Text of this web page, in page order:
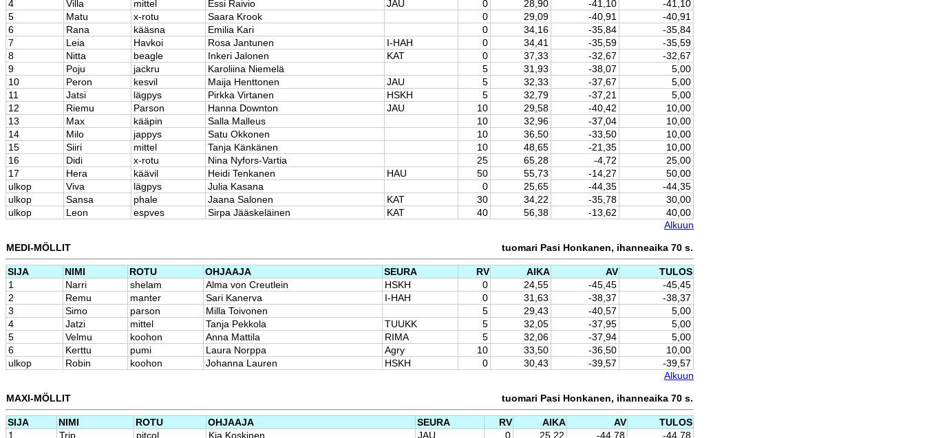
4
Villa mittel Essi Raivio JAU 0 28,90 -41,10
-41,10
5
Matu x-rotu Saara Krook 0 29,09 -40,91
-40,91
6
Rana kääsna Emilia Kari 0 34,16 -35,84
-35,84
7
Leia Havkoi Rosa Jantunen I-HAH 0 34,41 -35,59
-35,59
8
Nitta beagle Inkeri Jalonen KAT 0 37,33 -32,67
-32,67
9
Poju jackru Karoliina Niemelä 5 31,93 -38,07
5,00
10
Peron kesvil Maija Henttonen JAU 5 32,33 -37,67
5,00
11
Jatsi lägpys Pirkka Virtanen HSKH 5 32,79 -37,21
5,00
12
Riemu Parson Hanna Downton JAU 10 29,58 -40,42
10,00
13
Max kääpin Salla Malleus 10 32,96 -37,04
10,00
14
Milo jappys Satu Okkonen 10 36,50 -33,50
10,00
15
Siiri mittel Tanja Känkänen 10 48,65 -21,35
10,00
16
Didi x-rotu Nina Nyfors-Vartia 25 65,28 -4,72
25,00
17
Hera käävil Heidi Tenkanen HAU 50 55,73 -14,27
50,00
ulkop
Viva lägpys Julia Kasana 0 25,65 -44,35
-44,35
ulkop
Sansa phale Jaana Salonen KAT 30 34,22 -35,78
30,00
ulkop
Leon espves Sirpa Jääskeläinen KAT 40 56,38 -13,62
40,00
Alkuun
MEDI-MÖLLIT tuomari Pasi Honkanen, ihanneaika 70 s.
SIJA NIMI ROTU OHJAAJA SEURA RV AIKA AV
TULOS
1
Narri shelam Alma von Creutlein HSKH 0 24,55 -45,45
-45,45
2
Remu manter Sari Kanerva I-HAH 0 31,63 -38,37
-38,37
3
Simo parson Milla Toivonen 5 29,43 -40,57
5,00
4
Jatzi mittel Tanja Pekkola TUUKK 5 32,05 -37,95
5,00
5
Velmu koohon Anna Mattila RIMA 5 32,06 -37,94
5,00
6
Kerttu pumi Laura Norppa Agry 10 33,50 -36,50
10,00
ulkop
Robin koohon Johanna Lauren HSKH 0 30,43 -39,57
-39,57
Alkuun
MAXI-MÖLLIT tuomari Pasi Honkanen, ihanneaika 70 s.
SIJA NIMI ROTU OHJAAJA SEURA RV AIKA AV
TULOS
1
Trip pitcol Kia Koskinen JAU 0 25,22 -44,78
-44,78